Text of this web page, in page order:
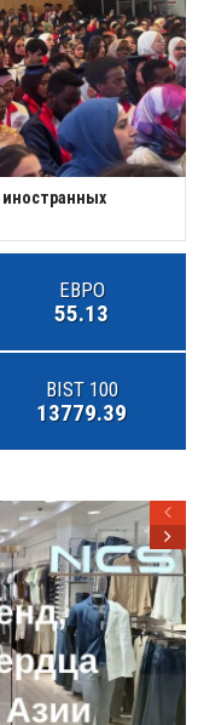
иностранных
ЕВРО
55.13
BIST 100
13779.39